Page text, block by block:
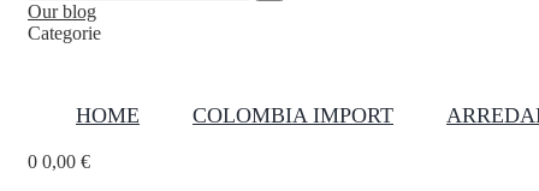
Our blog
Categorie
HOME COLOMBIA IMPORT
0 0,00 €